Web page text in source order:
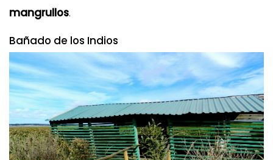
mangrullos.
Bañado de los Indios